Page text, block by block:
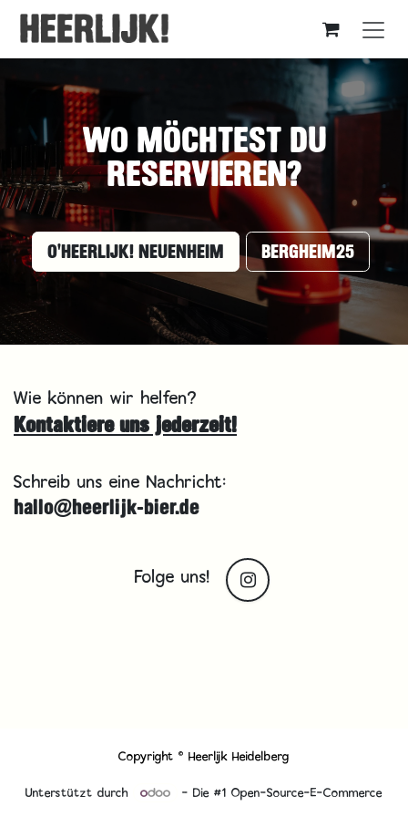
Zum Inhalt springen
WO MÖCHTEST DU
RESERVIEREN?
O'HEERLIJK! NEUENHEIM BERGHEIM25
Wie können wir helfen?
Kontaktiere uns jederzeit!
Schreib uns eine Nachricht:
hallo@heerlijk-bier.de
Folge uns!
Copyright © Heerlijk Heidelberg
Unterstützt durch - Die #1 Open-Source-E-Commerce